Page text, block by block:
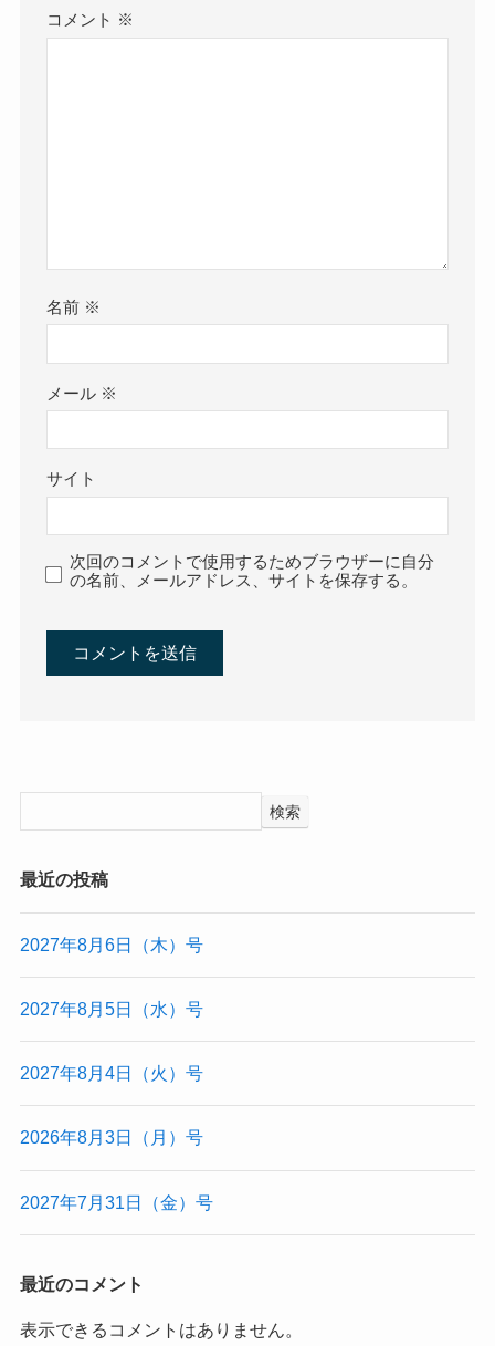
コメント ※
名前 ※
メール ※
サイト
次回のコメントで使用するためブラウザーに自分
の名前、メールアドレス、サイトを保存する。
検索
最近の投稿
2027年8月6日（木）号
2027年8月5日（水）号
2027年8月4日（火）号
2026年8月3日（月）号
2027年7月31日（金）号
最近のコメント
表示できるコメントはありません。